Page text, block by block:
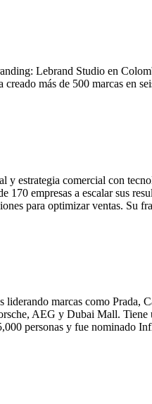
Lebrand Studio en
más de 500 marcas en
estrategia comercial con
empresas a escalar sus
para optimizar ventas. Su
marcas como
AEG y Dubai Mall.
personas y fue nominado